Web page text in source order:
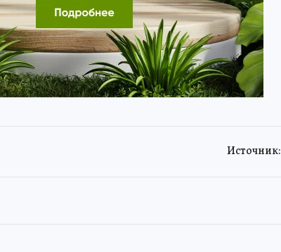
Источник: